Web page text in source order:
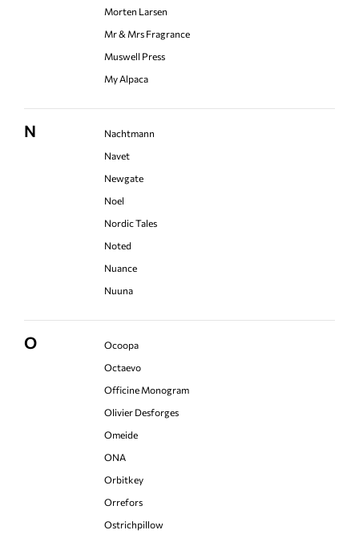
Morten Larsen
Mr & Mrs Fragrance
Muswell Press
My Alpaca
N
Nachtmann
Navet
Newgate
Noel
Nordic Tales
Noted
Nuance
Nuuna
O
Ocoopa
Octaevo
Officine Monogram
Olivier Desforges
Omeide
ONA
Orbitkey
Orrefors
Ostrichpillow